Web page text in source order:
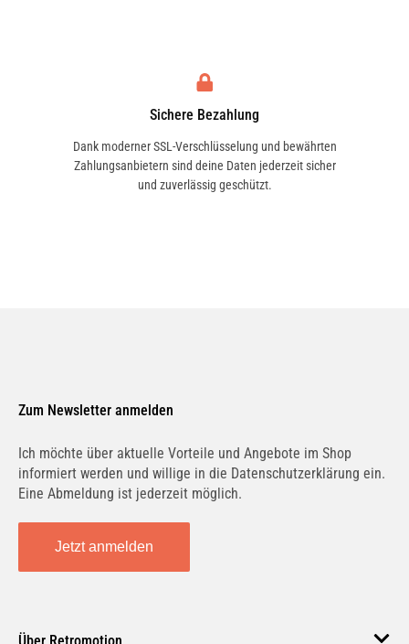
Sichere Bezahlung
Dank moderner SSL-Verschlüsselung und bewährten
Zahlungsanbietern sind deine Daten jederzeit sicher
und zuverlässig geschützt.
Zum Newsletter anmelden
Ich möchte über aktuelle Vorteile und Angebote im Shop
informiert werden und willige in die Datenschutzerklärung ein.
Eine Abmeldung ist jederzeit möglich.
Jetzt anmelden